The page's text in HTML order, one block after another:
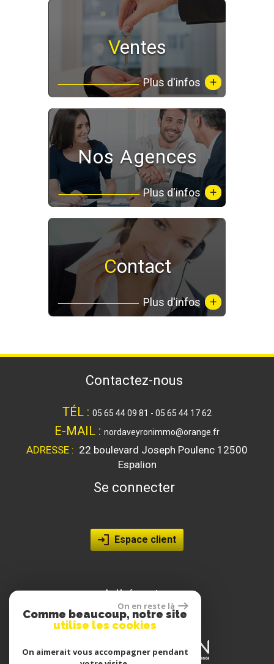
Ventes
Plus d'infos +
Nos Agences
Plus d'infos +
Contact
Plus d'infos +
contactez-nous
TÉL : 05 65 44 09 81 - 05 65 44 17 62
E-MAIL : nordaveyronimmo@orange.fr
ADRESSE : 22 boulevard Joseph Poulenc 12500
Espalion
se connecter
Espace client
adhérents
On en reste là
Comme beaucoup, notre site
utilise les cookies
On aimerait vous accompagner pendant